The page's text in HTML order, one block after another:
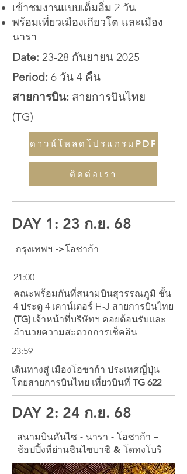
เข้าชมงานแบบเต็มอิ่ม 2 วัน
พร้อมเที่ยวเมืองเกียวโต และเมือง
นารา
Date: 23-28 กันยายน 2025
Period: 6 วัน 4 คืน
สายการบิน: สายการบินไทย
(TG)
ดาวน์โหลดโปรแกรมPDF
ติดต่อเรา
DAY 1: 23 ก.ย. 68
กรุงเทพฯ ->โอซาก้า
21:00
คณะพร้อมกันที่สนามบินสุวรรณภูมิ ชั้น
4 ประตู 4 เคาน์เตอร์ H-J สายการบินไทย
(TG) เจ้าหน้าที่บริษัทฯ คอยต้อนรับและ
อำนวยความสะดวกการเช็คอิน
23:59
เดินทางสู่ เมืองโอซาก้า ประเทศญี่ปุ่น
โดยสายการบินไทย เที่ยวบินที่ TG 622
DAY 2: 24 ก.ย. 68
สนามบินคันไซ - นารา - โอซาก้า –
ช้อปปิ้งที่ย่านชินไซบาชิ & โดทงโบริ